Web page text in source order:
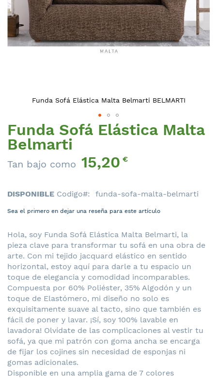
Funda Sofá Elástica Malta
Belmarti
Tan bajo como 15,20€
DISPONIBLE Codigo funda-sofa-malta-belmarti
Sea el primero en dejar una reseña para este artículo
Hola, soy Funda Sofá Elástica Malta Belmarti, la
pieza clave para transformar tu sofá en una obra de
arte. Con mi tejido jacquard elástico en sentido
horizontal, estoy aquí para darle a tu espacio un
toque de elegancia y comodidad incomparables.
Compuesta por 60% Poliéster, 35% Algodón y un
toque de Elastómero, mi diseño no solo es
exquisitamente suave al tacto, sino que también es
fácil de poner y lavar. ¡Sí, soy 100% lavable en
lavadora! Olvídate de las complicaciones al vestir tu
sofá, ya que mi patrón con goma ancha se encarga
de fijar los cojines sin necesidad de esponjas ni
gomas adicionales.
Disponible en una amplia gama de 7 colores
Funda Sofá Elástica Malta Belmarti BELMARTI
Saltar
al
comienzo
de
la
de